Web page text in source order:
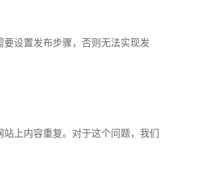
设置发布步骤，否则无法实现发
上内容重复。对于这个问题，我们